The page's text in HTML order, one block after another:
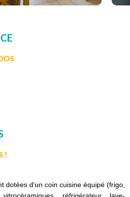
!
dotées d'un coin cuisine équipé (frigo,